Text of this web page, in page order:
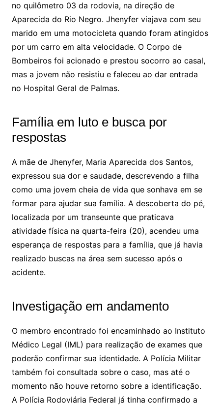
no quilômetro 03 da rodovia, na direção de
Aparecida do Rio Negro. Jhenyfer viajava com seu
marido em uma motocicleta quando foram atingidos
por um carro em alta velocidade. O Corpo de
Bombeiros foi acionado e prestou socorro ao casal,
mas a jovem não resistiu e faleceu ao dar entrada
no Hospital Geral de Palmas.
Família em luto e busca por
respostas
A mãe de Jhenyfer, Maria Aparecida dos Santos,
expressou sua dor e saudade, descrevendo a filha
como uma jovem cheia de vida que sonhava em se
formar para ajudar sua família. A descoberta do pé,
localizada por um transeunte que praticava
atividade física na quarta-feira (20), acendeu uma
esperança de respostas para a família, que já havia
realizado buscas na área sem sucesso após o
acidente.
Investigação em andamento
O membro encontrado foi encaminhado ao Instituto
Médico Legal (IML) para realização de exames que
poderão confirmar sua identidade. A Polícia Militar
também foi consultada sobre o caso, mas até o
momento não houve retorno sobre a identificação.
A Polícia Rodoviária Federal já tinha confirmado a